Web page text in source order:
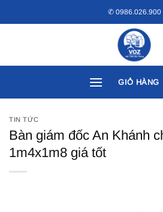
qua
✆ 0986.026.900
GIỎ HÀNG
TIN TỨC
Bàn giám đốc An Khánh
1m4x1m8 giá tốt